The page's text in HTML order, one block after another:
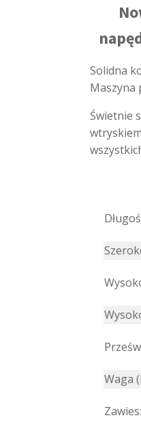
Solidna
Maszyna
Świetnie
Waga